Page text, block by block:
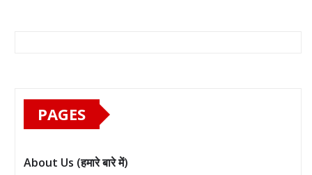
PAGES
About Us (हमारे बारे में)